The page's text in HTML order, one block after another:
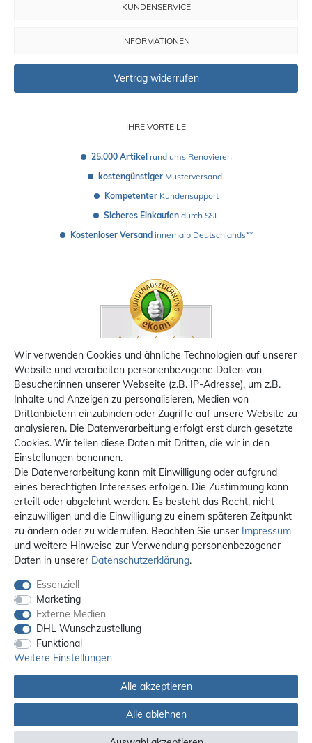
IHRE VORTEILE
25.000 Artikel rund ums Renovieren
kostengünstiger Musterversand
Kompetenter Kundensupport
Sicheres Einkaufen durch SSL
Kostenloser Versand innerhalb Deutschlands**
KUNDENSERVICE
INFORMATIONEN
Vertrag widerrufen
Versandkosten in andere Länder finden Siehier
Wir verwenden Cookies und ähnliche Technologien auf unserer
Website und verarbeiten personenbezogene Daten von
Besucher:innen unserer Webseite (z.B. IP-Adresse), um z.B.
Inhalte und Anzeigen zu personalisieren, Medien von
Drittanbietern einzubinden oder Zugriffe auf unsere Website zu
analysieren. Die Datenverarbeitung erfolgt erst durch gesetzte
Cookies. Wir teilen diese Daten mit Dritten, die wir in den
Einstellungen benennen.
Die Datenverarbeitung kann mit Einwilligung oder aufgrund
eines berechtigten Interesses erfolgen. Die Zustimmung kann
erteilt oder abgelehnt werden. Es besteht das Recht, nicht
einzuwilligen und die Einwilligung zu einem späteren Zeitpunkt
zu ändern oder zu widerrufen. Beachten Sie unser Impressum
und weitere Hinweise zur Verwendung personenbezogener
Daten in unserer Daten­schutz­erklärung.
Essenziell
Marketing
Externe Medien
DHL Wunschzustellung
Funktional
Weitere Einstellungen
Alle akzeptieren
Alle ablehnen